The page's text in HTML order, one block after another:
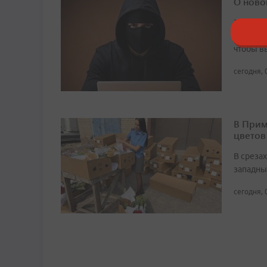
чтобы
сегодня,
В
В
сегодня,